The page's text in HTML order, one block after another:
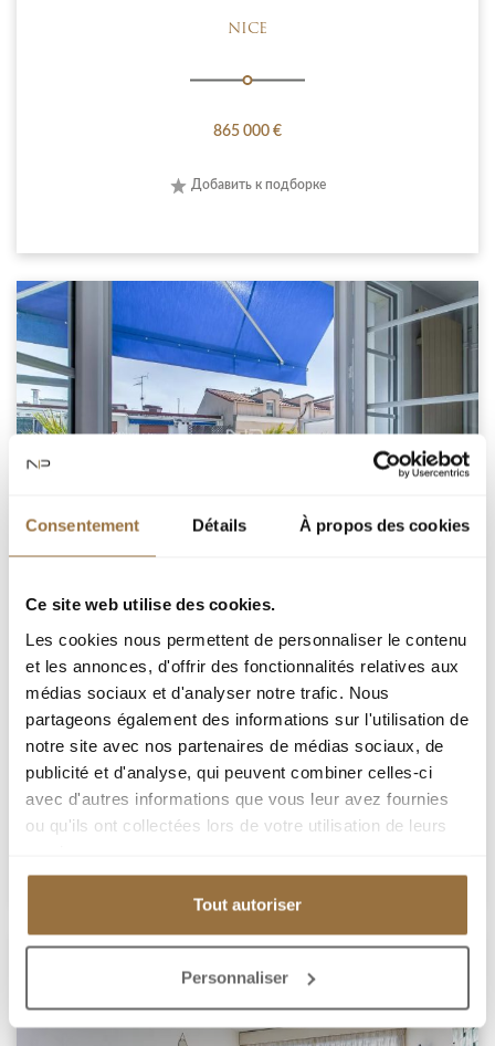
Consentement Détails À propos des cookies
Ce site web utilise des cookies.
Les cookies nous permettent de personnaliser le contenu
et les annonces, d'offrir des fonctionnalités relatives aux
médias sociaux et d'analyser notre trafic. Nous
partageons également des informations sur l'utilisation de
notre site avec nos partenaires de médias sociaux, de
publicité et d'analyse, qui peuvent combiner celles-ci
avec d'autres informations que vous leur avez fournies
ou qu'ils ont collectées lors de votre utilisation de leurs
Tout autoriser
Personnaliser
NICE
865 000 €
Добавить к подборке
498 000 €
Добавить к подборке